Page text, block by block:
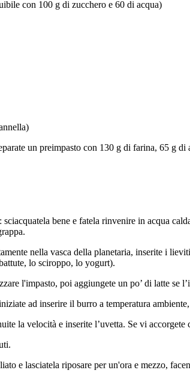
con 100 g di zucchero e 60 di acqua)
un preimpasto con 130 g di farina, 65 g
bene e fatela rinvenire in acqua
nella vasca della planetaria, inserite i
lo sciroppo, lo yogurt).
l'impasto, poi aggiungete un po’ di latte se
ad inserire il burro a temperatura
la velocità e inserite l’uvetta. Se vi
e lasciatela riposare per un'ora e mezzo,